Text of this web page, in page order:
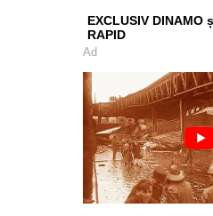
EXCLUSIV DINAMO
RAPID
Ad